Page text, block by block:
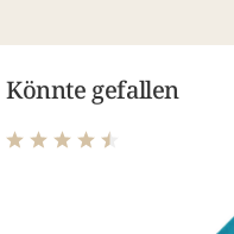
Könnte gefallen
Durchschnittliche